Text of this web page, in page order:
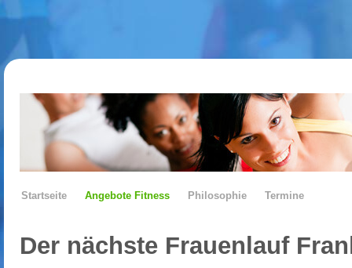
Startseite Angebote Fitness Philosophie Termine
Der nächste Frauenlauf